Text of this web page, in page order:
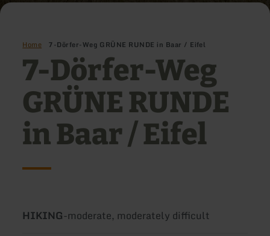
Home 7-Dörfer-Weg GRÜNE RUNDE in Baar / Eifel
7-Dörfer-Weg
GRÜNE RUNDE
in Baar / Eifel
Type
HIKING-Difficulty:
moderate, moderately difficult